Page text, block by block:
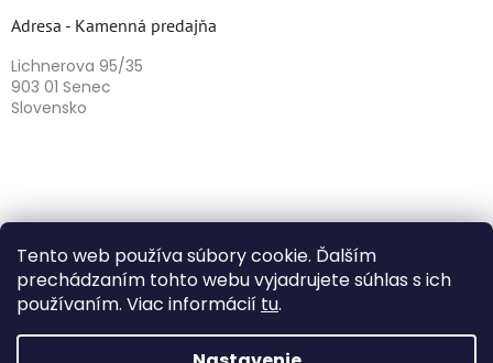
Tento web používa súbory cookie. Ďalším
prechádzaním tohto webu vyjadrujete súhlas s ich
používaním. Viac informácií tu.
Adresa - Kamenná predajňa
Lichnerova 95/35
903 01 Senec
Slovensko